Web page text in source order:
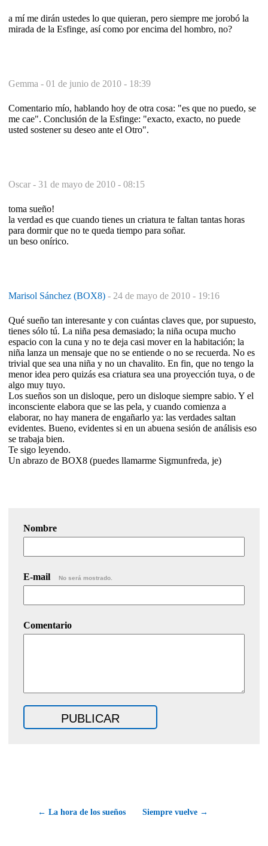
a mí me dirán ustedes lo que quieran, pero siempre me jorobó la
mirada de la Esfinge, así como por encima del hombro, no?
Gemma - 01 de junio de 2010 - 18:39
Comentario mío, hablando hoy de otra cosa: "es que no puedo, se
me cae". Conclusión de la Esfinge: "exacto, exacto, no puede
usted sostener su deseo ante el Otro".
Oscar - 31 de mayo de 2010 - 08:15
toma sueño!
la verdad es que cuando tienes un criatura te faltan tantas horas
para dormir que no te queda tiempo para soñar.
un beso onírico.
Marisol Sánchez (BOX8) - 24 de mayo de 2010 - 19:16
Qué sueño tan interesante y con cuántas claves que, por supuesto,
tienes sólo tú. La niña pesa demasiado; la niña ocupa mucho
espacio con la cuna y no te deja casi mover en la habitación; la
niña lanza un mensaje que no se entiende o no se recuerda. No es
trivial que sea una niña y no un chavalito. En fin, que no tengo la
menor idea pero quizás esa criatura sea una proyección tuya, o de
algo muy tuyo.
Los sueños son un disloque, pero un disloque siempre sabio. Y el
inconsciente elabora que se las pela, y cuando comienza a
elaborar, no hay manera de engañarlo ya: las verdades saltan
evidentes. Bueno, evidentes si en un abuena sesión de análisis eso
se trabaja bien.
Te sigo leyendo.
Un abrazo de BOX8 (puedes llamarme Sigmunfreda, je)
Nombre
E-mail No será mostrado.
Comentario
← La hora de los sueños Siempre vuelve →